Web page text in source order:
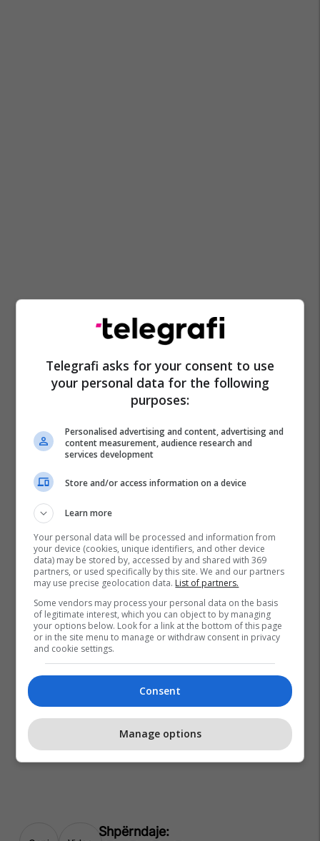
Telegrafi asks for your consent to use
your personal data for the following
purposes:
Personalised advertising and content, advertising and
content measurement, audience research and
services development
Store and/or access information on a device
Learn more
Your personal data will be processed and information from
your device (cookies, unique identifiers, and other device
data) may be stored by, accessed by and shared with 369
partners, or used specifically by this site. We and our partners
may use precise geolocation data. List of partners.
Some vendors may process your personal data on the basis
of legitimate interest, which you can object to by managing
your options below. Look for a link at the bottom of this page
or in the site menu to manage or withdraw consent in privacy
and cookie settings.
Consent
Manage options